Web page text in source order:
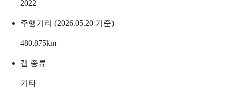
2022
주행거리 (2026.05.20 기준)
480,875km
캡 종류
기타